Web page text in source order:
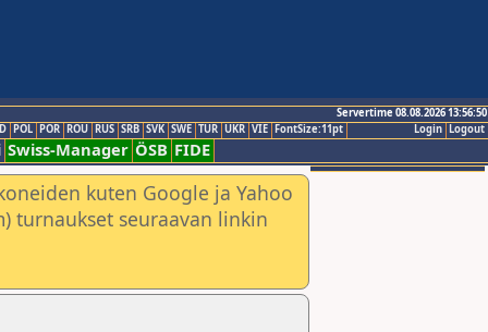
Servertime 08.08.2026 13:56:50
Logout
Login
POL POR ROU RUS SRB SVK SWE TUR UKR VIE FontSize:11pt
Swiss-Manager ÖSB FIDE
kuten Google ja Yahoo
turnaukset seuraavan linkin